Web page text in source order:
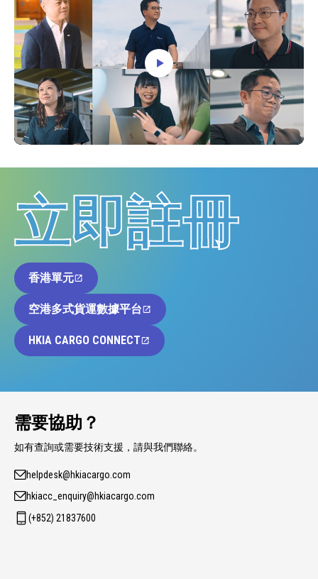
立即註冊
香港單元
空港多式貨運數據平台
HKIA CARGO CONNECT
需要協助？
如有查詢或需要技術支援，請與我們聯絡。
helpdesk@hkiacargo.com
hkiacc_enquiry@hkiacargo.com
(+852) 21837600